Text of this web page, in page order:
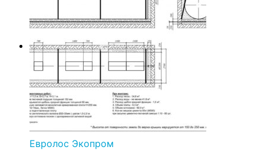
Евролос Экопром